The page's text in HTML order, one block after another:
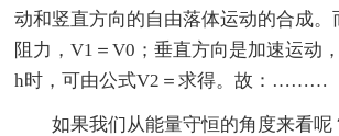
动和竖直方向的自由落体运动的合成。
阻力，V1＝V0；垂直方向是加速运动
h时，可由公式V2＝求得。故：………（
如果我们从能量守恒的角度来看呢